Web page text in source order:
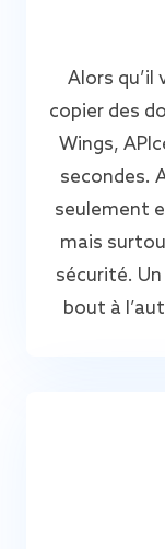
Alors qu’il
copier des
Wings,
secondes.
seulement
mais
sécurité.
bout à